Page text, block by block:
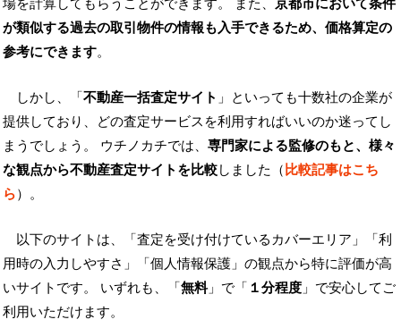
が類似する過去の取引物件の情報も入手できるため、価格算定の
参考にできます。
しかし、「不動産一括査定サイト 」といっても十数社の企業が
提供しており、どの査定サービスを利用すればいいのか迷ってし
まうでしょう。 ウチノカチでは、 専門家による監修のもと、様々
な観点から不動産査定サイトを比較しました（比較記事はこち
ら）。
以下のサイトは、「査定を受け付けているカバーエリア」「利
用時の入力しやすさ」「個人情報保護」の観点から特に評価が高
いサイトです。 いずれも、「無料」で「 １分程度 」で安心してご
利用いただけます。